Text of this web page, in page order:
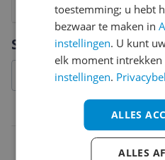
Specificaties
Audio
Audioformaten
5
4
3
2
Vraag 1
toestemming; u hebt
bezwaar te maken in
instellingen. U kunt
elk moment intrekken
instellingen.
ALLES
ALLES